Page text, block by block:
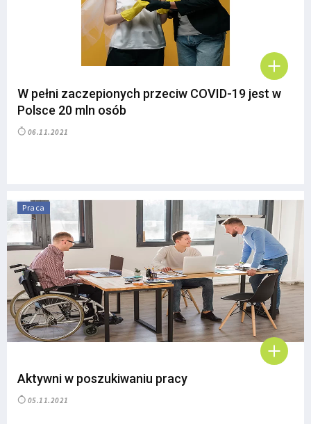
W pełni zaczepionych przeciw COVID-19 jest w
Polsce 20 mln osób
06.11.2021
Praca
Aktywni w poszukiwaniu pracy
05.11.2021